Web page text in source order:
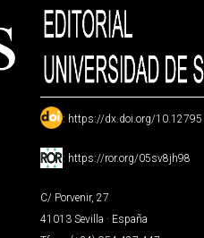
: https://dx.doi.org/10.12795
: https://ror.org/05sv8jh98
C/ Porvenir, 27
41013 Sevilla · España